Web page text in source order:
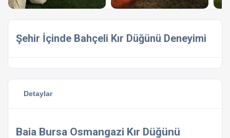
Şehir İçinde Bahçeli Kır Düğünü Deneyimi
Detaylar
Baia Bursa Osmangazi Kır Düğünü